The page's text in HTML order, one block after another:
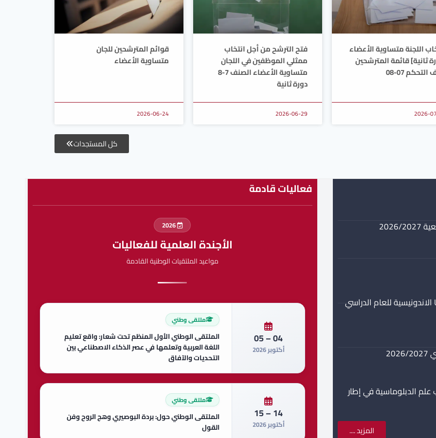
اللجنة متساوية الأعضاء
ثانية] قائمة المترشحين
07-08
2026-
فتح الترشح من أجل انتخاب
ممثلي الموظفين في اللجان
متساوية الأعضاء الصنف 7-8
دورة ثانية
2026-06-29
قوائم المترشحين للجان
متساوية الأعضاء
2026-06-24
كل المستجدات
برنامج منحة جزئية مستوى ماستر في جامعة UMPWR الاندونيسية للعام الدراسي
الدبلوماسية في إطار
المزيد ....
فعاليات قادمة
2026
الأجندة العلمية للفعاليات
مواعيد الملتقيات الوطنية القادمة
04 – 05
أكتوبر 2026
ملتقى وطني
الملتقى الوطني الأول المنظم تحت شعار: واقع تعليم
اللغة العربية وتعلمها في عصر الذكاء الاصطناعي بين
التحديات والآفاق
14 – 15
أكتوبر 2026
ملتقى وطني
الملتقى الوطني حول: بردة البوصيري وهج الروح وفن
القول